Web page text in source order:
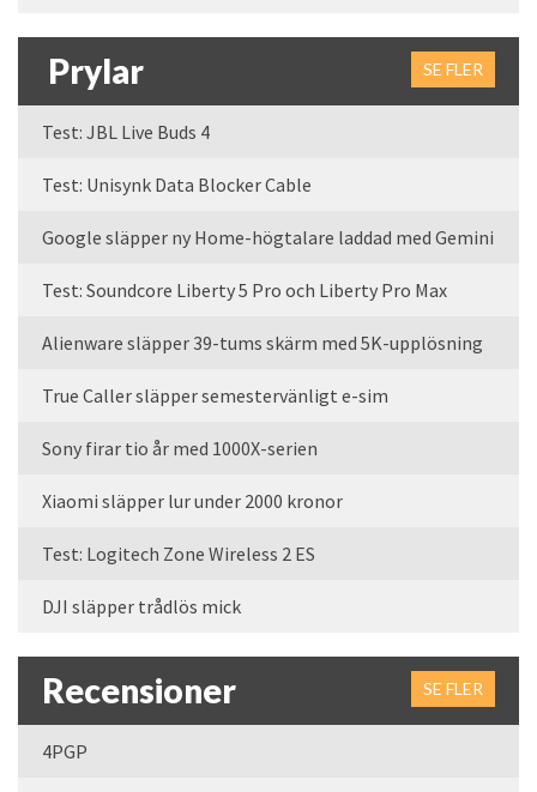
Prylar SE FLER
Test: JBL Live Buds 4
Test: Unisynk Data Blocker Cable
Google släpper ny Home-högtalare laddad med Gemini
Test: Soundcore Liberty 5 Pro och Liberty Pro Max
Alienware släpper 39-tums skärm med 5K-upplösning
True Caller släpper semestervänligt e-sim
Sony firar tio år med 1000X-serien
Xiaomi släpper lur under 2000 kronor
Test: Logitech Zone Wireless 2 ES
DJI släpper trådlös mick
Recensioner SE FLER
4PGP